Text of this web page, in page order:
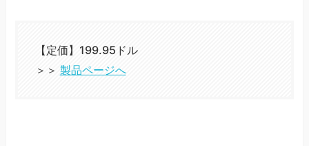
【定価】199.95ドル
＞＞ 製品ページへ